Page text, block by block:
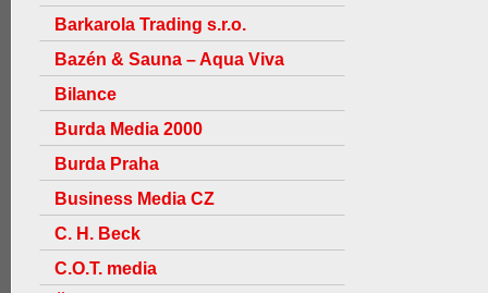
Barkarola Trading s.r.o.
Bazén & Sauna – Aqua Viva
Bilance
Burda Media 2000
Burda Praha
Business Media CZ
C. H. Beck
C.O.T. media